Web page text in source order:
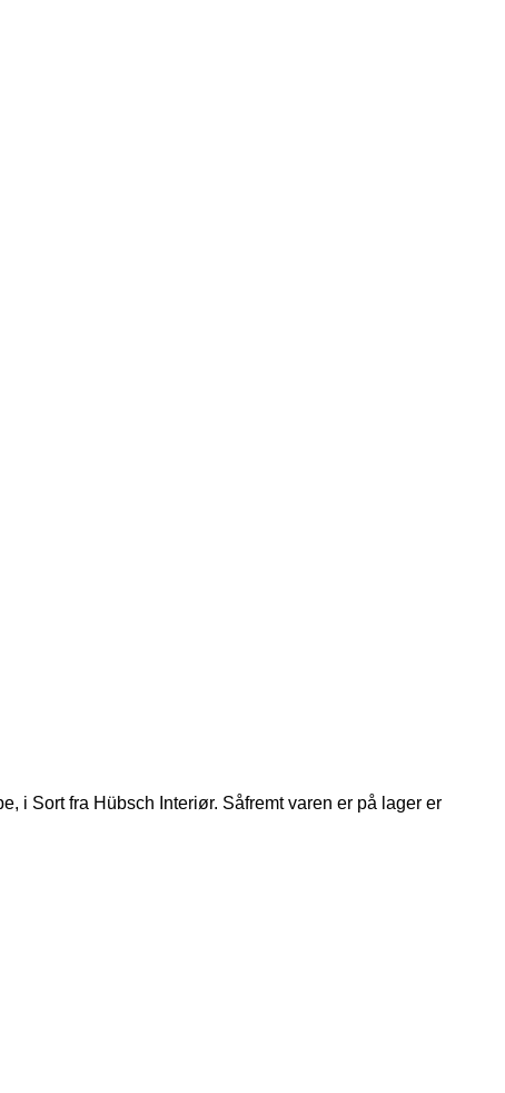
i Sort fra Hübsch Interiør. Såfremt varen er på lager er